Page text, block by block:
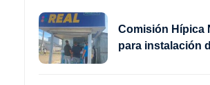
Comisión Hípica
para instalación